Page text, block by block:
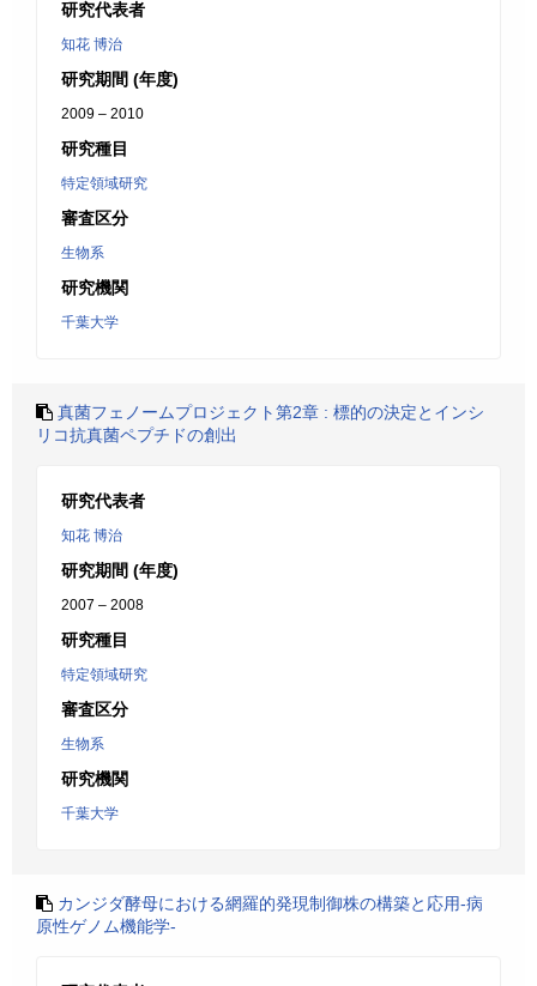
研究代表者
知花 博治
研究期間 (年度)
2009 – 2010
研究種目
特定領域研究
審査区分
生物系
研究機関
千葉大学
真菌フェノームプロジェクト第2章 : 標的の決定とインシ
リコ抗真菌ペプチドの創出
研究代表者
知花 博治
研究期間 (年度)
2007 – 2008
研究種目
特定領域研究
審査区分
生物系
研究機関
千葉大学
カンジダ酵母における網羅的発現制御株の構築と応用-病
原性ゲノム機能学-